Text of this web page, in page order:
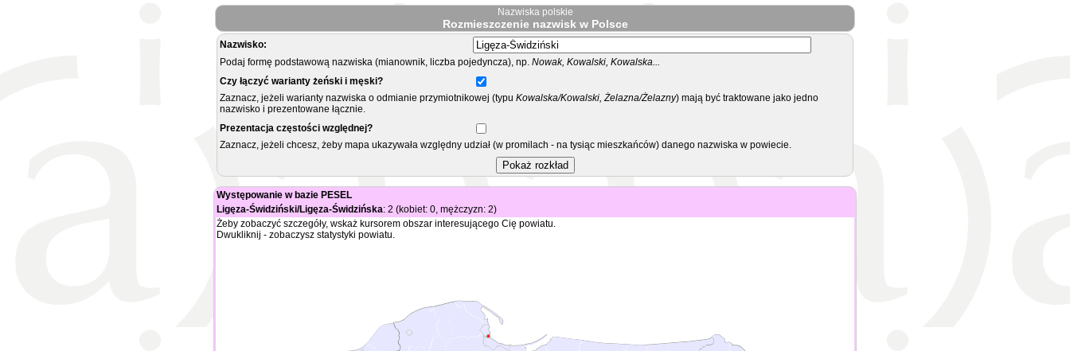
Nazwiska polskie
Rozmieszczenie nazwisk w Polsce
Nazwisko:
Podaj formę podstawową nazwiska (mianownik, liczba pojedyncza), np. Nowak, Kowalski, Kowalska...
Czy łączyć warianty żeński i męski?
Zaznacz, jeżeli warianty nazwiska o odmianie przymiotnikowej (typu Kowalska/Kowalski, Żelazna/Żelazny) mają być traktowane jako jedno
nazwisko i prezentowane łącznie.
Prezentacja częstości względnej?
Zaznacz, jeżeli chcesz, żeby mapa ukazywała względny udział (w promilach - na tysiąc mieszkańców) danego nazwiska w powiecie.
Występowanie w bazie PESEL
Ligęza-Świdziński/Ligęza-Świdzińska: 2 (kobiet: 0, mężczyzn: 2)
Żeby zobaczyć szczegóły, wskaż kursorem obszar interesującego Cię powiatu.
Dwukliknij - zobaczysz statystyki powiatu.